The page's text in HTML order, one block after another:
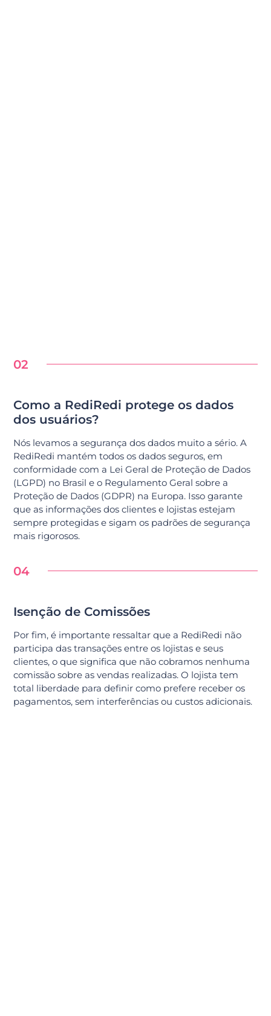
02
Como a RediRedi protege os dados
dos usuários?
Nós levamos a segurança dos dados muito a sério. A
RediRedi mantém todos os dados seguros, em
conformidade com a Lei Geral de Proteção de Dados
(LGPD) no Brasil e o Regulamento Geral sobre a
Proteção de Dados (GDPR) na Europa. Isso garante
que as informações dos clientes e lojistas estejam
sempre protegidas e sigam os padrões de segurança
mais rigorosos.
04
Isenção de Comissões
Por fim, é importante ressaltar que a RediRedi não
participa das transações entre os lojistas e seus
clientes, o que significa que não cobramos nenhuma
comissão sobre as vendas realizadas. O lojista tem
total liberdade para definir como prefere receber os
pagamentos, sem interferências ou custos adicionais.